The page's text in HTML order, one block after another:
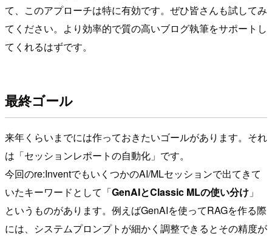
て、このアプローチは特に有効です。ぜひ皆さんも試してみ
てください。より効率的で質の高いブログ執筆をサポートし
てくれるはずです。
最終ゴール
来年くらいまでには作っておきたいゴールがあります。それ
は「セッションレポートの自動化」です。
今回のre:InventでもいくつかのAI/MLセッションで出てきて
いたキーワードとして「GenAIとClassic MLの使い分け 」
というものがあります。例えばGenAIを使ってRAGを作る際
には、システムプロンプトが細かく調整できるとその精度が